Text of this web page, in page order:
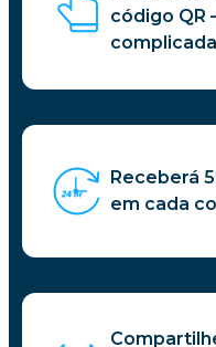
código QR
Receberá
em cada